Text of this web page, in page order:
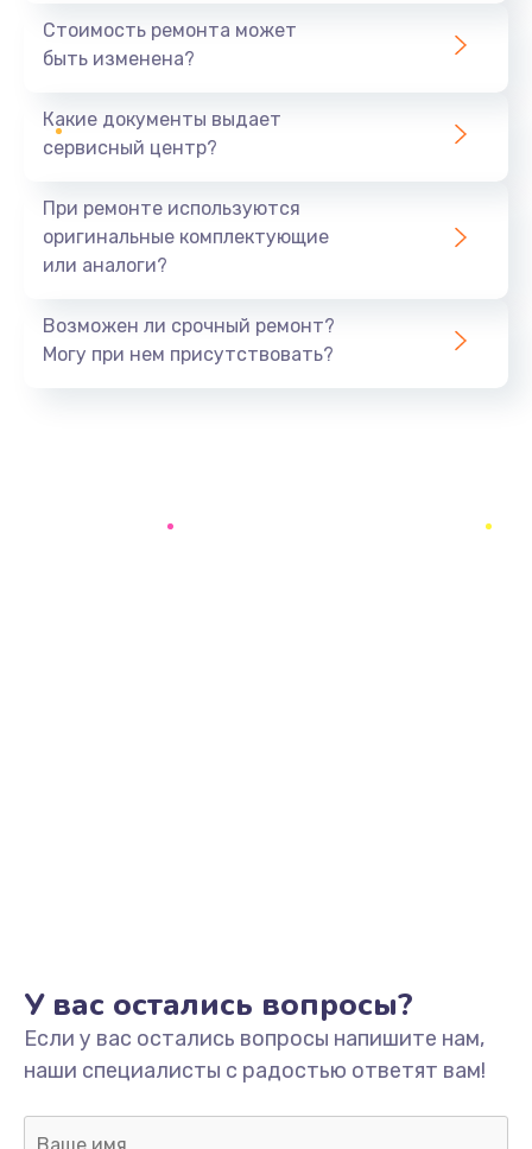
1440 руб.
Ремонт южного моста
Замена батарейки BIOS
Заказать
Замена/Pемонт карбюратора
1300 руб.
Заказать
Стоимость ремонта может
быть изменена?
Какие документы выдает
сервисный центр?
При ремонте используются
оригинальные комплектующие
или аналоги?
Возможен ли срочный ремонт?
Могу при нем присутствовать?
У вас остались вопросы?
Если у вас остались вопросы напишите нам,
наши специалисты с радостью ответят вам!